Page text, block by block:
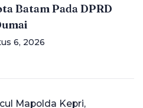
Batam Pada DPRD
6, 2026
Mapolda Kepri,